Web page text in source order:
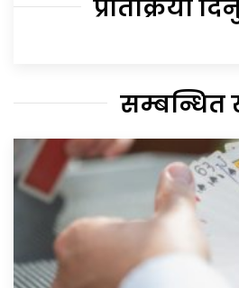
प्रतिक्रिया
सम्बन्धित